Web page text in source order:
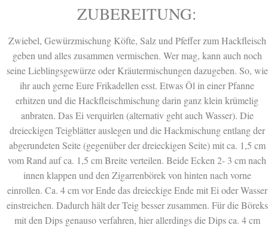
ZUBEREITUNG:
Zwiebel, Gewürzmischung Köfte, Salz und Pfeffer zum Hackfleisch
geben und alles zusammen vermischen. Wer mag, kann auch noch
seine Lieblingsgewürze oder Kräutermischungen dazugeben. So, wie
ihr auch gerne Eure Frikadellen esst. Etwas Öl in einer Pfanne
erhitzen und die Hackfleischmischung darin ganz klein krümelig
anbraten. Das Ei verquirlen (alternativ geht auch Wasser). Die
dreieckigen Teigblätter auslegen und die Hackmischung entlang der
abgerundeten Seite (gegenüber der dreieckigen Seite) mit ca. 1,5 cm
vom Rand auf ca. 1,5 cm Breite verteilen. Beide Ecken 2- 3 cm nach
innen klappen und den Zigarrenbörek von hinten nach vorne
einrollen. Ca. 4 cm vor Ende das dreieckige Ende mit Ei oder Wasser
einstreichen. Dadurch hält der Teig besser zusammen. Für die Böreks
mit den Dips genauso verfahren, hier allerdings die Dips ca. 4 cm